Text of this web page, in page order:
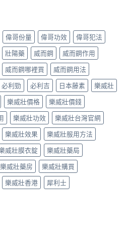
偉哥份量 偉哥功效
偉哥犯法
壯陽藥 威而鋼
威而鋼作用
威而鋼哪裡買
威而鋼用法
必利勁 必利吉 日本藤素
樂威壯
樂威壯價格
樂威壯價錢
樂威壯功效
樂威壯台灣官網
樂威壯效果
樂威壯服用方法
威壯膜衣錠
樂威壯藥局
樂威壯藥房
樂威壯購買
樂威壯香港 犀利士